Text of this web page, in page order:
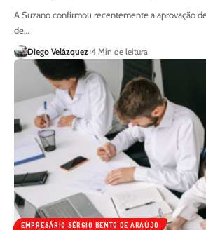
A Suzano confirmou recentemente a aprovação
de…
Diego Velázquez 4 Min de leitura
EMPRESÁRIO SÉRGIO BENTO DE ARAÚJO